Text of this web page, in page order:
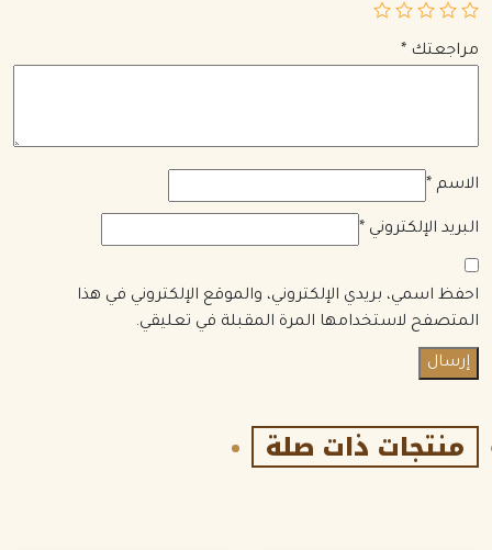
مراجعتك *
الاسم *
البريد الإلكتروني *
احفظ اسمي، بريدي الإلكتروني، والموقع الإلكتروني في هذا
المتصفح لاستخدامها المرة المقبلة في تعليقي.
منتجات ذات صلة